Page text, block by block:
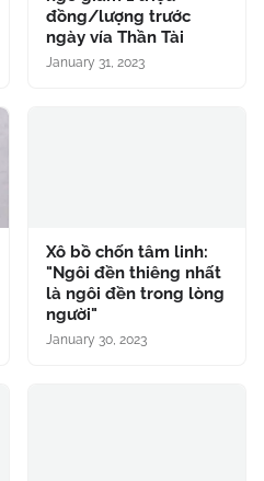
đồng/lượng trước
ngày vía Thần Tài
January 31, 2023
Xô bồ chốn tâm linh:
"Ngôi đền thiêng nhất
là ngôi đền trong lòng
người"
January 30, 2023